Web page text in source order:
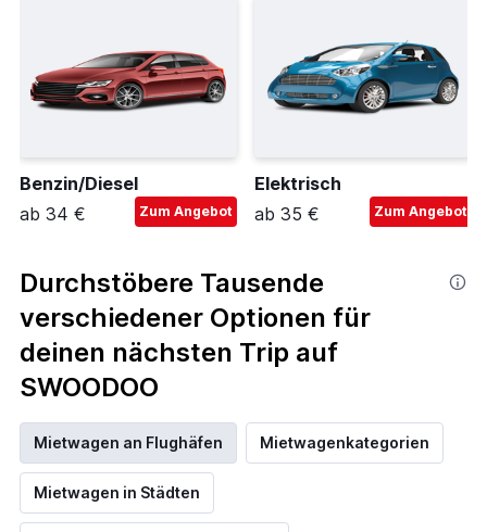
Benzin/Diesel
ab 34 €
Zum Angebot
Elektrisch
ab 35 €
Zum Angebot
Durchstöbere Tausende
verschiedener Optionen für
deinen nächsten Trip auf
SWOODOO
Mietwagen an Flughäfen Mietwagenkategorien
Mietwagen in Städten